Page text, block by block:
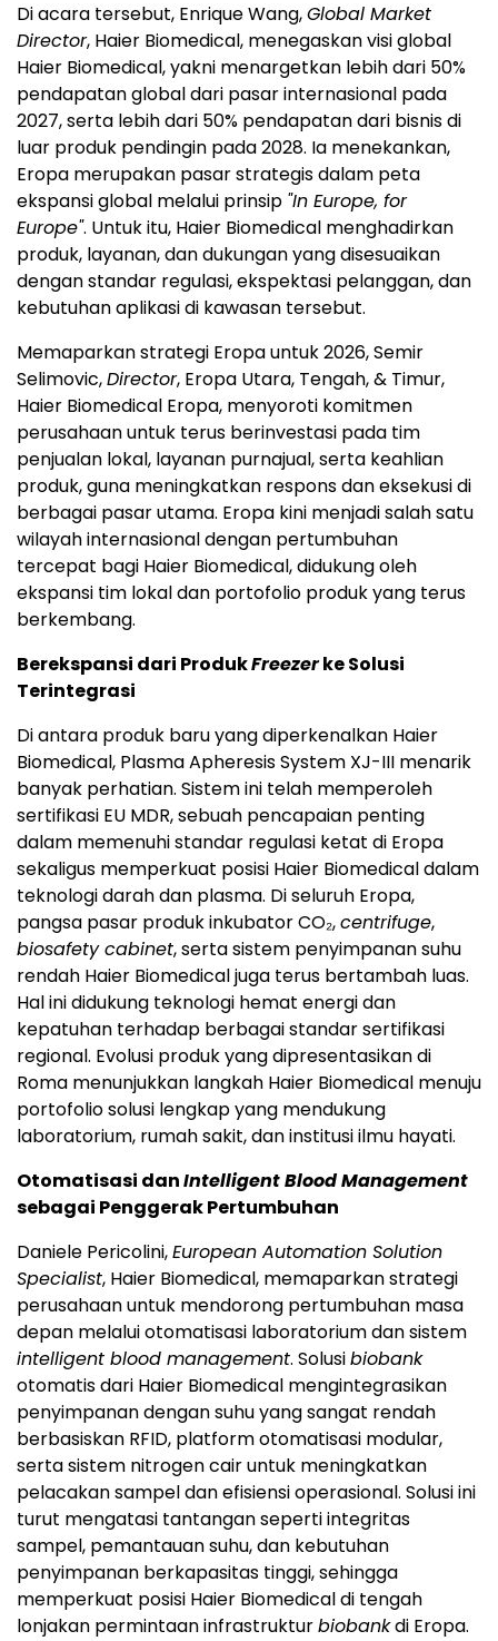
Di acara tersebut, Enrique Wang,Global Market
Director, Haier Biomedical, menegaskan visi global
Haier Biomedical, yakni menargetkan lebih dari 50%
pendapatan global dari pasar internasional pada
2027, serta lebih dari 50% pendapatan dari bisnis di
luar produk pendingin pada 2028. Ia menekankan,
Eropa merupakan pasar strategis dalam peta
ekspansi global melalui prinsip "In Europe, for
Europe". Untuk itu, Haier Biomedical menghadirkan
produk, layanan, dan dukungan yang disesuaikan
dengan standar regulasi, ekspektasi pelanggan, dan
kebutuhan aplikasi di kawasan tersebut.
Memaparkan strategi Eropa untuk 2026, Semir
Selimovic,Director, Eropa Utara, Tengah, & Timur,
Haier Biomedical Eropa, menyoroti komitmen
perusahaan untuk terus berinvestasi pada tim
penjualan lokal, layanan purnajual, serta keahlian
produk, guna meningkatkan respons dan eksekusi di
berbagai pasar utama. Eropa kini menjadi salah satu
wilayah internasional dengan pertumbuhan
tercepat bagi Haier Biomedical, didukung oleh
ekspansi tim lokal dan portofolio produk yang terus
berkembang.
Berekspansi dari ProdukFreezerke Solusi
Terintegrasi
Di antara produk baru yang diperkenalkan Haier
Biomedical, Plasma Apheresis System XJ-III menarik
banyak perhatian. Sistem ini telah memperoleh
sertifikasi EU MDR, sebuah pencapaian penting
dalam memenuhi standar regulasi ketat di Eropa
sekaligus memperkuat posisi Haier Biomedical dalam
teknologi darah dan plasma. Di seluruh Eropa,
pangsa pasar produk inkubator CO₂,centrifuge,
biosafety cabinet, serta sistem penyimpanan suhu
rendah Haier Biomedical juga terus bertambah luas.
Hal ini didukung teknologi hemat energi dan
kepatuhan terhadap berbagai standar sertifikasi
regional. Evolusi produk yang dipresentasikan di
Roma menunjukkan langkah Haier Biomedical menuju
portofolio solusi lengkap yang mendukung
laboratorium, rumah sakit, dan institusi ilmu hayati.
Otomatisasi danIntelligent Blood Management
sebagai Penggerak Pertumbuhan
Daniele Pericolini,European Automation Solution
Specialist, Haier Biomedical, memaparkan strategi
perusahaan untuk mendorong pertumbuhan masa
depan melalui otomatisasi laboratorium dan sistem
intelligent blood management. Solusibiobank
otomatis dari Haier Biomedical mengintegrasikan
penyimpanan dengan suhu yang sangat rendah
berbasiskan RFID, platform otomatisasi modular,
serta sistem nitrogen cair untuk meningkatkan
pelacakan sampel dan efisiensi operasional. Solusi ini
turut mengatasi tantangan seperti integritas
sampel, pemantauan suhu, dan kebutuhan
penyimpanan berkapasitas tinggi, sehingga
memperkuat posisi Haier Biomedical di tengah
lonjakan permintaan infrastrukturbiobankdi Eropa.